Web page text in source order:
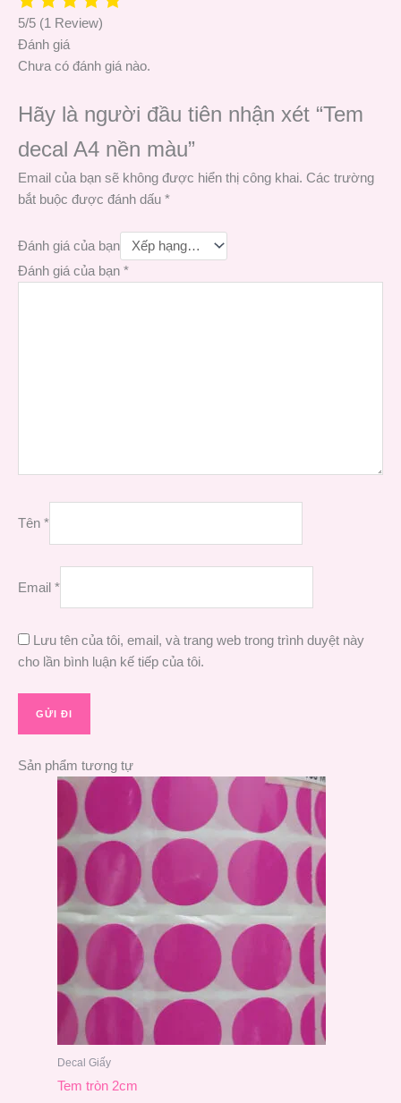
5/5 (1 Review)
Đánh giá
Chưa có đánh giá nào.
Hãy là người đầu tiên nhận xét “Tem
decal A4 nền màu”
Email của bạn sẽ không được hiển thị công khai. Các trường
bắt buộc được đánh dấu *
Đánh giá của bạn
Đánh giá của bạn *
Tên *
Email *
Lưu tên của tôi, email, và trang web trong trình duyệt này
cho lần bình luận kế tiếp của tôi.
Sản phẩm tương tự
Decal Giấy
Tem tròn 2cm